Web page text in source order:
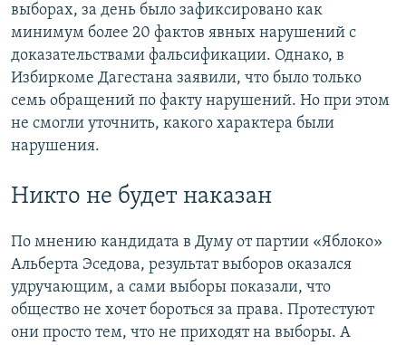
выборах, за день было зафиксировано как
минимум более 20 фактов явных нарушений с
доказательствами фальсификации. Однако, в
Избиркоме Дагестана заявили, что было только
семь обращений по факту нарушений. Но при этом
не смогли уточнить, какого характера были
нарушения.
Никто не будет наказан
По мнению кандидата в Думу от партии «Яблоко»
Альберта Эседова, результат выборов оказался
удручающим, а сами выборы показали, что
общество не хочет бороться за права. Протестуют
они просто тем, что не приходят на выборы. А